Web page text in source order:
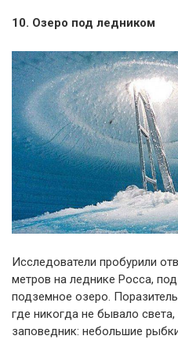
10. Озеро под ледником
Исследователи пробурили
метров на леднике Росса,
подземное озеро.
где никогда не бывало
заповедник: небольшие